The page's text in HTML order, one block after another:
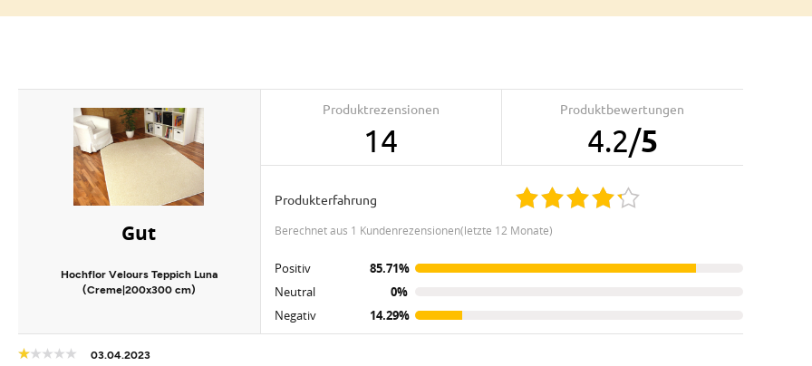
Gut
Hochflor Velours Teppich Luna
(Creme|200x300 cm)
Produktrezensionen
14
Produktbewertungen
4.2/5
Produkterfahrung
berechnet aus 1 Kundenrezensionen(letzte 12 Monate)
Positiv
85.71%
Neutral
0%
Negativ
14.29%
03.04.2023